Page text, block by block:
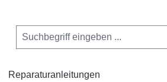
Reparaturanleitungen